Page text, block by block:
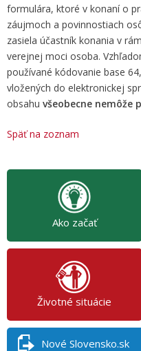
formulára, ktoré v konaní o
záujmoch a povinnostiach
zasiela účastník konania v
verejnej moci osoba.
používané kódovanie base
vložených do elektronickej
obsahu všeobecne nemôže
Späť na zoznam
Ako začať
Životné situácie
Nové Slovensko.sk